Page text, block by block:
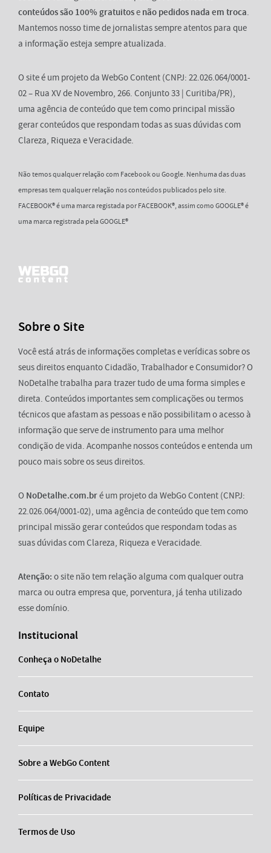
conteúdos são 100% gratuitose não pedidos nada em troca.
Mantemos nosso time de jornalistas sempre atentos para que
a informação esteja sempre atualizada.
O site é um projeto da WebGo Content (CNPJ: 22.026.064/0001-
02 – Rua XV de Novembro, 266. Conjunto 33 | Curitiba/PR),
uma agência de conteúdo que tem como principal missão
gerar conteúdos que respondam todas as suas dúvidas com
Clareza, Riqueza e Veracidade.
Não temos qualquer relação com Facebook ou Google. Nenhuma das duas
empresas tem qualquer relação nos conteúdos publicados pelo site.
FACEBOOK® é uma marca registada por FACEBOOK®, assim como GOOGLE® é
uma marca registrada pela GOOGLE®
Sobre o Site
Você está atrás de informações completas e verídicas sobre os
seus direitos enquanto Cidadão, Trabalhador e Consumidor? O
NoDetalhe trabalha para trazer tudo de uma forma simples e
direta. Conteúdos importantes sem complicações ou termos
técnicos que afastam as pessoas e não possibilitam o acesso à
informação que serve de instrumento para uma melhor
condição de vida. Acompanhe nossos conteúdos e entenda um
pouco mais sobre os seus direitos.
O NoDetalhe.com.bré um projeto da WebGo Content (CNPJ:
22.026.064/0001-02), uma agência de conteúdo que tem como
principal missão gerar conteúdos que respondam todas as
suas dúvidas com Clareza, Riqueza e Veracidade.
Atenção: o site não tem relação alguma com qualquer outra
marca ou outra empresa que, porventura, já tenha utilizado
esse domínio.
Institucional
Conheça o NoDetalhe
Contato
Equipe
Sobre a WebGo Content
Políticas de Privacidade
Termos de Uso